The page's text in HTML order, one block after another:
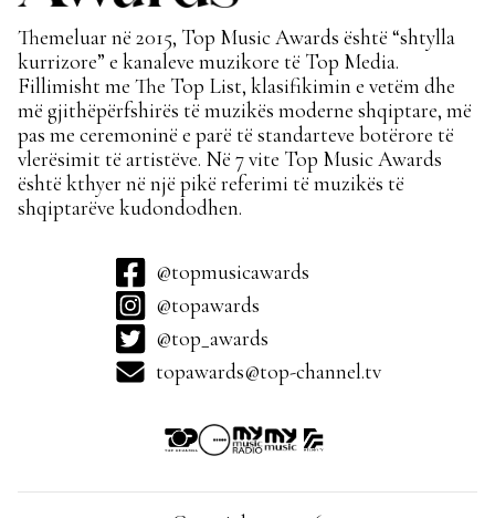
Themeluar në 2015, Top Music Awards është “shtylla
kurrizore” e kanaleve muzikore të Top Media.
Fillimisht me The Top List, klasifikimin e vetëm dhe
më gjithëpërfshirës të muzikës moderne shqiptare, më
pas me ceremoninë e parë të standarteve botërore të
vlerësimit të artistëve. Në 7 vite Top Music Awards
është kthyer në një pikë referimi të muzikës të
shqiptarëve kudondodhen.
@topmusicawards
@topawards
@top_awards
topawards@top-channel.tv